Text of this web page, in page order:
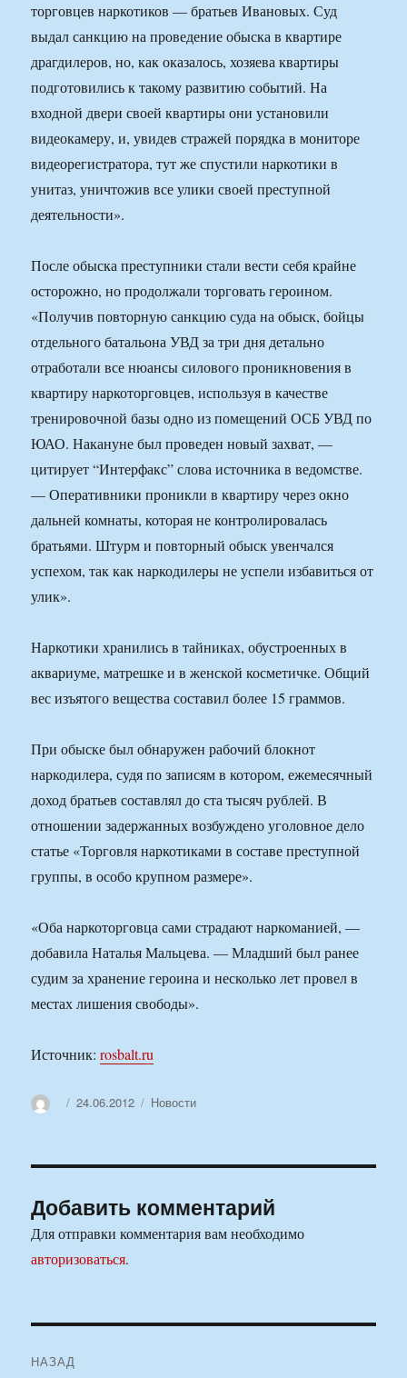
торговцев наркотиков — братьев Ивановых. Суд
выдал санкцию на проведение обыска в квартире
драгдилеров, но, как оказалось, хозяева квартиры
подготовились к такому развитию событий. На
входной двери своей квартиры они установили
видеокамеру, и, увидев стражей порядка в мониторе
видеорегистратора, тут же спустили наркотики в
унитаз, уничтожив все улики своей преступной
деятельности».
После обыска преступники стали вести себя крайне
осторожно, но продолжали торговать героином.
«Получив повторную санкцию суда на обыск, бойцы
отдельного батальона УВД за три дня детально
отработали все нюансы силового проникновения в
квартиру наркоторговцев, используя в качестве
тренировочной базы одно из помещений ОСБ УВД по
ЮАО. Накануне был проведен новый захват, —
цитирует “Интерфакс” слова источника в ведомстве.
— Оперативники проникли в квартиру через окно
дальней комнаты, которая не контролировалась
братьями. Штурм и повторный обыск увенчался
успехом, так как наркодилеры не успели избавиться от
улик».
Наркотики хранились в тайниках, обустроенных в
аквариуме, матрешке и в женской косметичке. Общий
вес изъятого вещества составил более 15 граммов.
При обыске был обнаружен рабочий блокнот
наркодилера, судя по записям в котором, ежемесячный
доход братьев составлял до ста тысяч рублей. В
отношении задержанных возбуждено уголовное дело
статье «Торговля наркотиками в составе преступной
группы, в особо крупном размере».
«Оба наркоторговца сами страдают наркоманией, —
добавила Наталья Мальцева. — Младший был ранее
судим за хранение героина и несколько лет провел в
местах лишения свободы».
Источник:rosbalt.ru
АвторОпубликовано
24.06.2012 Рубрики
Новости
Добавить комментарий
Для отправки комментария вам необходимо
авторизоваться.
НАЗАД